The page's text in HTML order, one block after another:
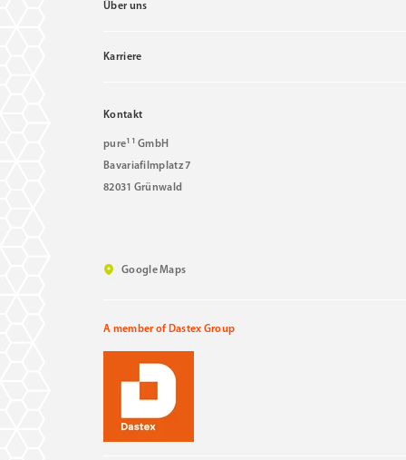
Über uns
Karriere
Kontakt
pure11 GmbH
Bavariafilmplatz 7
82031 Grünwald
Google Maps
A member of Dastex Group